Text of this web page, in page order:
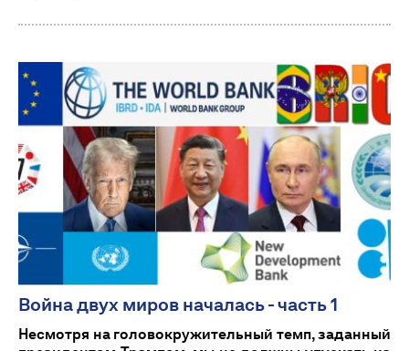
Война двух миров началась - часть 1
Несмотря на головокружительный темп, заданный